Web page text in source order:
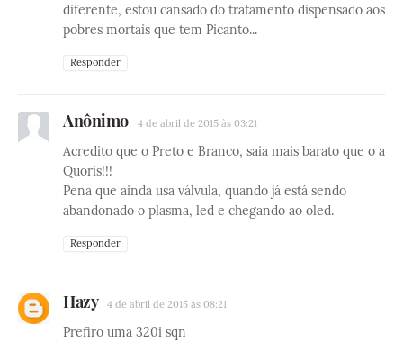
diferente, estou cansado do tratamento dispensado aos
pobres mortais que tem Picanto...
Responder
Anônimo 4 de abril de 2015 às 03:21
Acredito que o Preto e Branco, saia mais barato que o a
Quoris!!!
Pena que ainda usa válvula, quando já está sendo
abandonado o plasma, led e chegando ao oled.
Responder
Hazy 4 de abril de 2015 às 08:21
Prefiro uma 320i sqn